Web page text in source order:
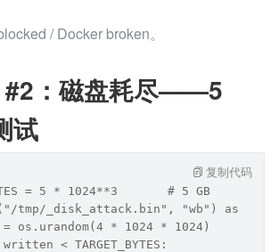
/ Docker broken。
：磁盘耗尽——5
试
= 5 * 1024**3       # 5 GB
tmp/_disk_attack.bin", "wb") as f:
os.urandom(4 * 1024 * 1024)
< TARGET_BYTES:
复制代码